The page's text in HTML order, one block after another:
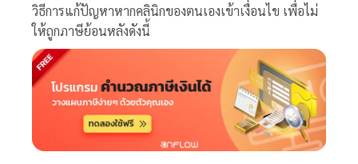
วิธีการแก้ปัญหาหากคลินิกของตนเองเข้าเงื่อนไข เพื่อไม่
ให้ถูกภาษีย้อนหลังดังนี้